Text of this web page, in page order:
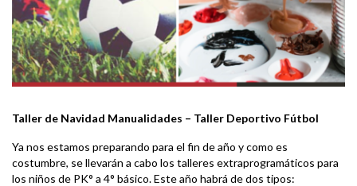
Taller de Navidad Manualidades – Taller Deportivo Fútbol
Ya nos estamos preparando para el fin de año y como es
costumbre, se llevarán a cabo los talleres extraprogramáticos para
los niños de PK° a 4° básico. Este año habrá de dos tipos: